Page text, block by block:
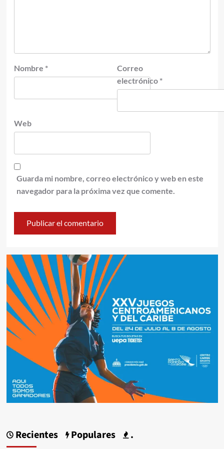
Nombre *
Correo
electrónico *
Web
Guarda mi nombre, correo electrónico y web en este
navegador para la próxima vez que comente.
Recientes Populares .